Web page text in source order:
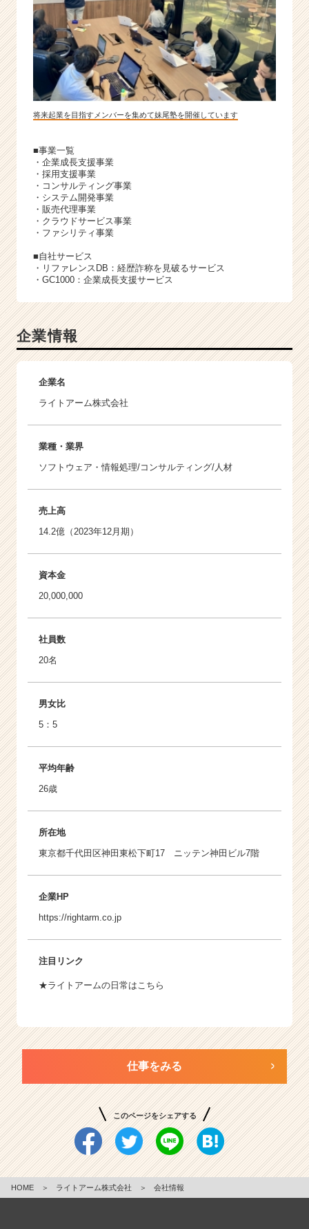
将来起業を目指すメンバーを集めて妹尾塾を開催しています
■事業一覧
・企業成長支援事業
・採用支援事業
・コンサルティング事業
・システム開発事業
・販売代理事業
・クラウドサービス事業
・ファシリティ事業
■自社サービス
・リファレンスDB：経歴詐称を見破るサービス
・GC1000：企業成長支援サービス
企業情報
企業名
ライトアーム株式会社
業種・業界
ソフトウェア・情報処理/コンサルティング/人材
売上高
14.2億（2023年12月期）
資本金
20,000,000
社員数
20名
男女比
5：5
平均年齢
26歳
所在地
東京都千代田区神田東松下町17 ニッテン神田ビル7階
企業HP
https://rightarm.co.jp
注目リンク
★ライトアームの日常はこちら
仕事をみる
このページをシェアする
HOME ＞ ライトアーム株式会社 ＞ 会社情報